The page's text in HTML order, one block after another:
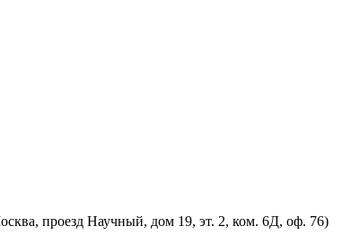
проезд Научный, дом 19, эт. 2, ком. 6Д, оф. 76)